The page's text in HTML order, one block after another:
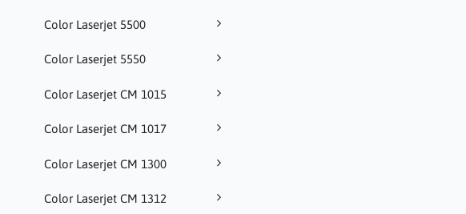
Color Laserjet 5500
Color Laserjet 5550
Color Laserjet CM 1015
Color Laserjet CM 1017
Color Laserjet CM 1300
Color Laserjet CM 1312